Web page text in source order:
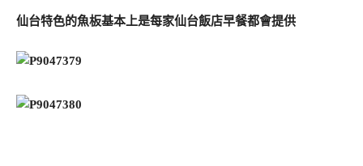
仙台特色的魚板基本上是每家仙台飯店早餐都會提供